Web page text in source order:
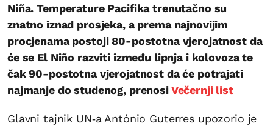
Niña. Temperature Pacifika trenutačno su
znatno iznad prosjeka, a prema najnovijim
procjenama postoji 80-postotna vjerojatnost da
će se El Niño razviti između lipnja i kolovoza te
čak 90-postotna vjerojatnost da će potrajati
najmanje do studenog, prenosiVečernji list
Glavni tajnik UN‑a António Guterres upozorio je